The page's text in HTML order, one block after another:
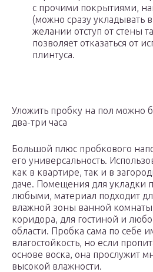
с прочими покрытиями,
(можно сразу укладывать
желании отступ от стены
позволяет отказаться от
плинтуса.
Уложить пробку на пол можно
два-три часа
Большой плюс пробкового
его универсальность.
как в квартире, так и в
даче. Помещения для укладки
любыми, материал подходит
влажной зоны ванной
коридора, для гостиной и
области. Пробка сама по себе
влагостойкость, но если
основе воска, она прослужит
высокой влажности.